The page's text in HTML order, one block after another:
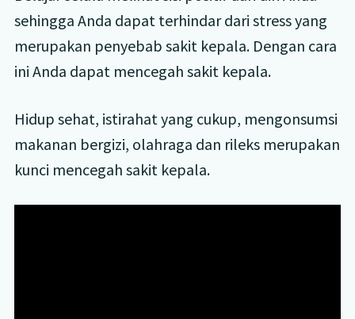
sehingga Anda dapat terhindar dari stress yang
merupakan penyebab sakit kepala. Dengan cara
ini Anda dapat mencegah sakit kepala.
Hidup sehat, istirahat yang cukup, mengonsumsi
makanan bergizi, olahraga dan rileks merupakan
kunci mencegah sakit kepala.